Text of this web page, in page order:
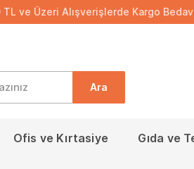
TL ve Üzeri Alışverişlerde Kargo
Ara
Ofis ve Kırtasiye Gıda ve